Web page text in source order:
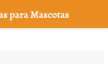
para Mascotas